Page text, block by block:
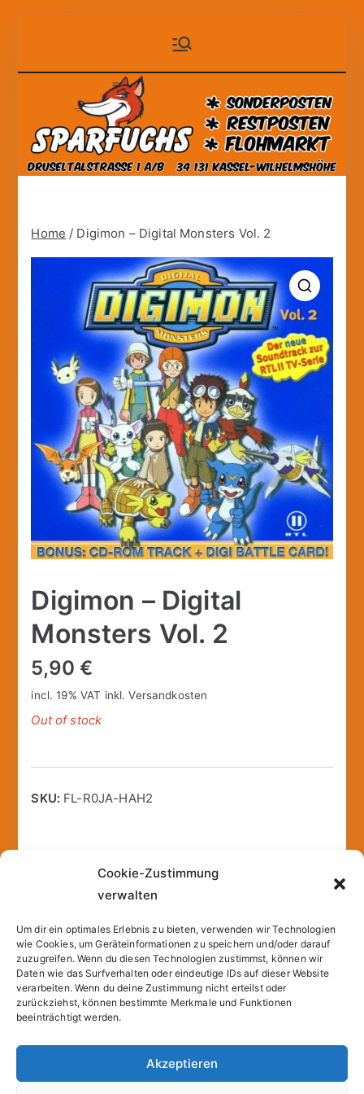
Cookie-Zustimmung
verwalten
Um dir ein optimales Erlebnis zu bieten, verwenden wir Technologien
wie Cookies, um Geräteinformationen zu speichern und/oder darauf
zuzugreifen. Wenn du diesen Technologien zustimmst, können wir
Daten wie das Surfverhalten oder eindeutige IDs auf dieser Website
verarbeiten. Wenn du deine Zustimmung nicht erteilst oder
zurückziehst, können bestimmte Merkmale und Funktionen
beeinträchtigt werden.
Akzeptieren
springen
Sparfuchs
– Kassel
Home / Digimon – Digital Monsters Vol. 2
🔍
Digimon – Digital
Monsters Vol. 2
5,90€
incl. 19% VAT inkl.Versandkosten
Out of stock
SKU: FL-R0JA-HAH2
Additional information
Weight 80,32 lbs
Dimensions 14,09 × 12,63 × 1,37 in
Copyright © 2026Sparfuchs – Kassel. |Cookie-